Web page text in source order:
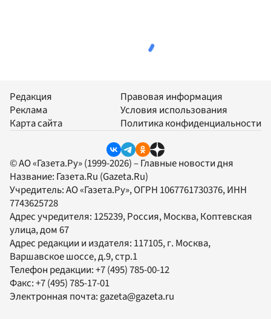
Редакция
Реклама
Карта сайта
Правовая информация
Условия использования
Политика конфиденциальности
© АО «Газета.Ру» (1999-2026) – Главные новости дня
Название: Газета.Ru (Gazeta.Ru)
Учредитель:АО «Газета.Ру», ОГРН 1067761730376, ИНН
7743625728
Адрес учредителя: 125239, Россия, Москва, Коптевская
улица, дом 67
Адрес редакции и издателя: 117105, г. Москва,
Варшавское шоссе, д.9, стр.1
Телефон редакции:+7 (495) 785-00-12
Факс:+7 (495) 785-17-01
Электронная почта:gazeta@gazeta.ru